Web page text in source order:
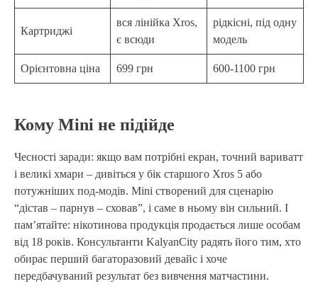
Картриджі
вся лінійка Xros,
є всюди
рідкісні, під одну
модель
Орієнтовна ціна 699 грн 600-1100 грн
Кому Mini не підійде
Чесності заради: якщо вам потрібні екран, точний вариватт
і великі хмари – дивіться у бік старшого Xros 5 або
потужніших под-модів. Mini створений для сценарію
“дістав – парнув – сховав”, і саме в ньому він сильний. І
пам’ятайте: нікотинова продукція продається лише особам
від 18 років. Консультанти KalyanCity радять його тим, хто
обирає перший багаторазовий девайс і хоче
передбачуваний результат без вивчення матчастини.